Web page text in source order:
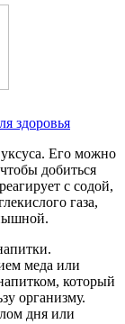
здоровья
Его можно
добиться
с содой,
газа,
меда или
который
организму.
дня или